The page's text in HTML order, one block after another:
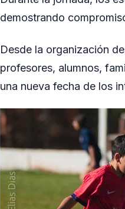
demostrando
Desde la organización
profesores, alumnos,
una nueva fecha de los